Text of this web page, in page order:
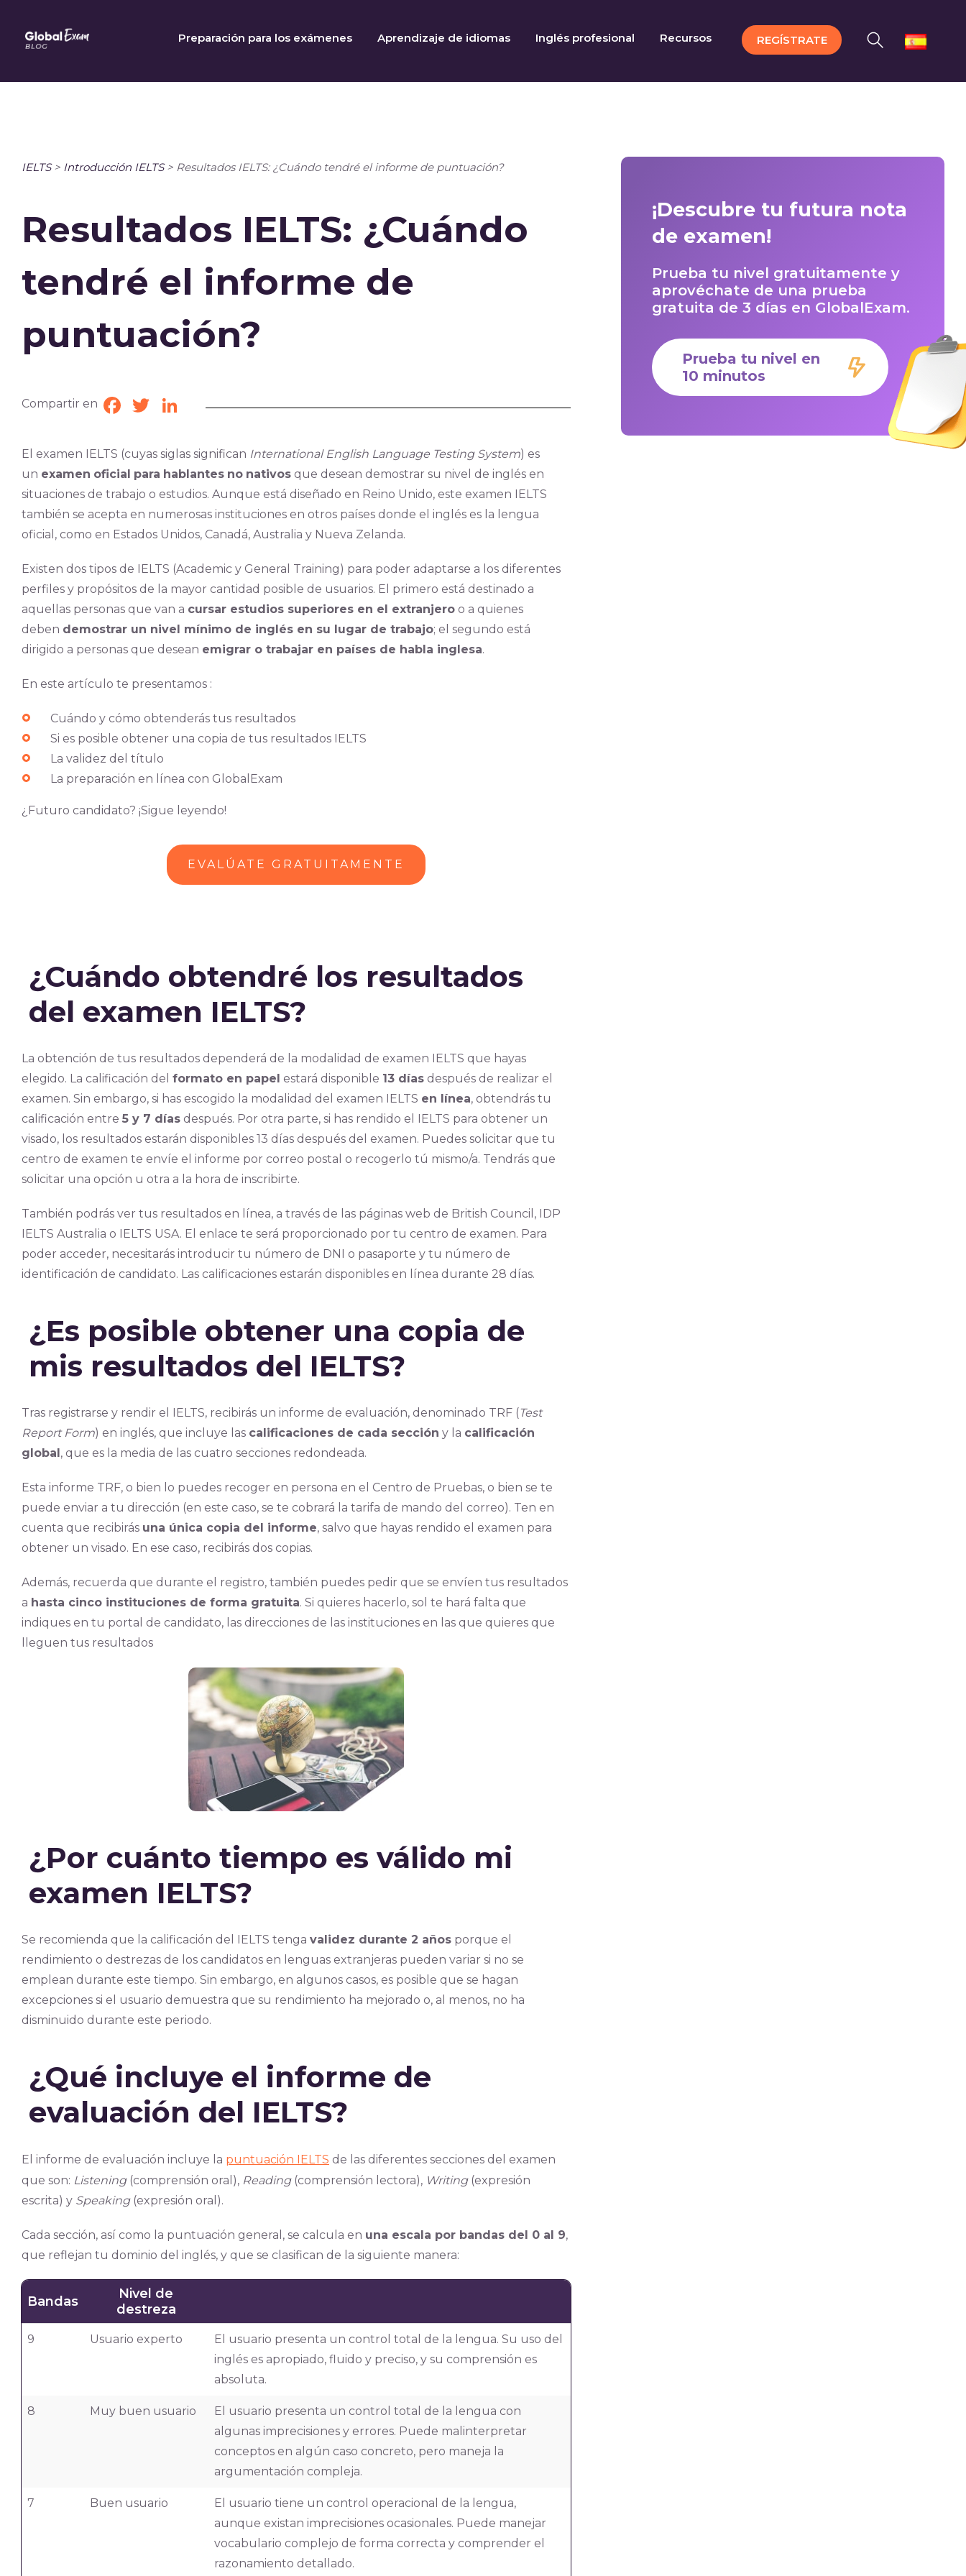
content
Preparación para los exámenes Aprendizaje de idiomas Inglés profesional Recursos REGÍSTRATE
IELTS> Introducción IELTS> Resultados IELTS: ¿Cuándo tendré el informe de puntuación?
Resultados IELTS: ¿Cuándo
tendré el informe de
puntuación?
Compartir en Facebook
TwitterLinkedIn
El examen IELTS (cuyas siglas significan International English Language Testing System) es
un examen oficial para hablantes no nativosque desean demostrar su nivel de inglés en
situaciones de trabajo o estudios. Aunque está diseñado en Reino Unido, este examen IELTS
también se acepta en numerosas instituciones en otros países donde el inglés es la lengua
oficial, como en Estados Unidos, Canadá, Australia y Nueva Zelanda.
Existen dos tipos de IELTS (Academic y General Training) para poder adaptarse a los diferentes
perfiles y propósitos de la mayor cantidad posible de usuarios. El primero está destinado a
aquellas personas que van a cursar estudios superiores en el extranjeroo a quienes
deben demostrar un nivel mínimo de inglés en su lugar de trabajo; el segundo está
dirigido a personas que desean emigrar o trabajar en países de habla inglesa.
En este artículo te presentamos :
Cuándo y cómo obtenderás tus resultados
Si es posible obtener una copia de tus resultados IELTS
La validez del título
La preparación en línea con GlobalExam
¿Futuro candidato? ¡Sigue leyendo!
EVALÚATE GRATUITAMENTE
¿Cuándo obtendré los resultados
del examen IELTS?
La obtención de tus resultados dependerá de la modalidad de examen IELTS que hayas
elegido. La calificación del formato en papel estará disponible 13 díasdespués de realizar el
examen. Sin embargo, si has escogido la modalidad del examen IELTS en línea, obtendrás tu
calificación entre 5 y 7 díasdespués. Por otra parte, si has rendido el IELTS para obtener un
visado, los resultados estarán disponibles 13 días después del examen. Puedes solicitar que tu
centro de examen te envíe el informe por correo postal o recogerlo tú mismo/a. Tendrás que
solicitar una opción u otra a la hora de inscribirte.
También podrás ver tus resultados en línea, a través de las páginas web de British Council, IDP
IELTS Australia o IELTS USA. El enlace te será proporcionado por tu centro de examen. Para
poder acceder, necesitarás introducir tu número de DNI o pasaporte y tu número de
identificación de candidato. Las calificaciones estarán disponibles en línea durante 28 días.
¿Es posible obtener una copia de
mis resultados del IELTS?
Tras registrarse y rendir el IELTS, recibirás un informe de evaluación, denominado TRF (Test
Report Form) en inglés, que incluye las calificaciones de cada sección y la calificación
global, que es la media de las cuatro secciones redondeada.
Esta informe TRF, o bien lo puedes recoger en persona en el Centro de Pruebas, o bien se te
puede enviar a tu dirección (en este caso, se te cobrará la tarifa de mando del correo). Ten en
cuenta que recibirás una única copia del informe, salvo que hayas rendido el examen para
obtener un visado. En ese caso, recibirás dos copias.
Además, recuerda que durante el registro, también puedes pedir que se envíen tus resultados
a hasta cinco instituciones de forma gratuita. Si quieres hacerlo, sol te hará falta que
indiques en tu portal de candidato, las direcciones de las instituciones en las que quieres que
lleguen tus resultados
¿Por cuánto tiempo es válido mi
examen IELTS?
Se recomienda que la calificación del IELTS tenga validez durante 2 añosporque el
rendimiento o destrezas de los candidatos en lenguas extranjeras pueden variar si no se
emplean durante este tiempo. Sin embargo, en algunos casos, es posible que se hagan
excepciones si el usuario demuestra que su rendimiento ha mejorado o, al menos, no ha
disminuido durante este periodo.
¿Qué incluye el informe de
evaluación del IELTS?
El informe de evaluación incluye la puntuación IELTS de las diferentes secciones del examen
que son: Listening(comprensión oral), Reading(comprensión lectora), Writing(expresión
escrita) y Speaking(expresión oral).
Cada sección, así como la puntuación general, se calcula en una escala por bandas del 0 al 9,
que reflejan tu dominio del inglés, y que se clasifican de la siguiente manera:
Bandas
Nivel de
destreza
9 Usuario experto
El usuario presenta un control total de la lengua. Su uso del
inglés es apropiado, fluido y preciso, y su comprensión es
absoluta.
8 Muy buen usuario
El usuario presenta un control total de la lengua con
algunas imprecisiones y errores. Puede malinterpretar
conceptos en algún caso concreto, pero maneja la
argumentación compleja.
7 Buen usuario
El usuario tiene un control operacional de la lengua,
aunque existan imprecisiones ocasionales. Puede manejar
vocabulario complejo de forma correcta y comprender el
razonamiento detallado.
¡Descubre tu futura nota
de examen!
Prueba tu nivel gratuitamente y
aprovéchate de una prueba
gratuita de 3 días en GlobalExam.
Prueba tu nivel en
10 minutos